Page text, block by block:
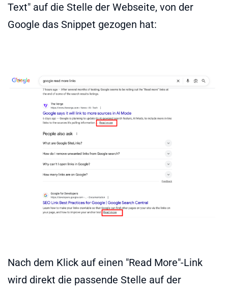
Text" auf die Stelle der Webseite, von der
Google das Snippet gezogen hat:
Nach dem Klick auf einen "Read More"-Link
wird direkt die passende Stelle auf der